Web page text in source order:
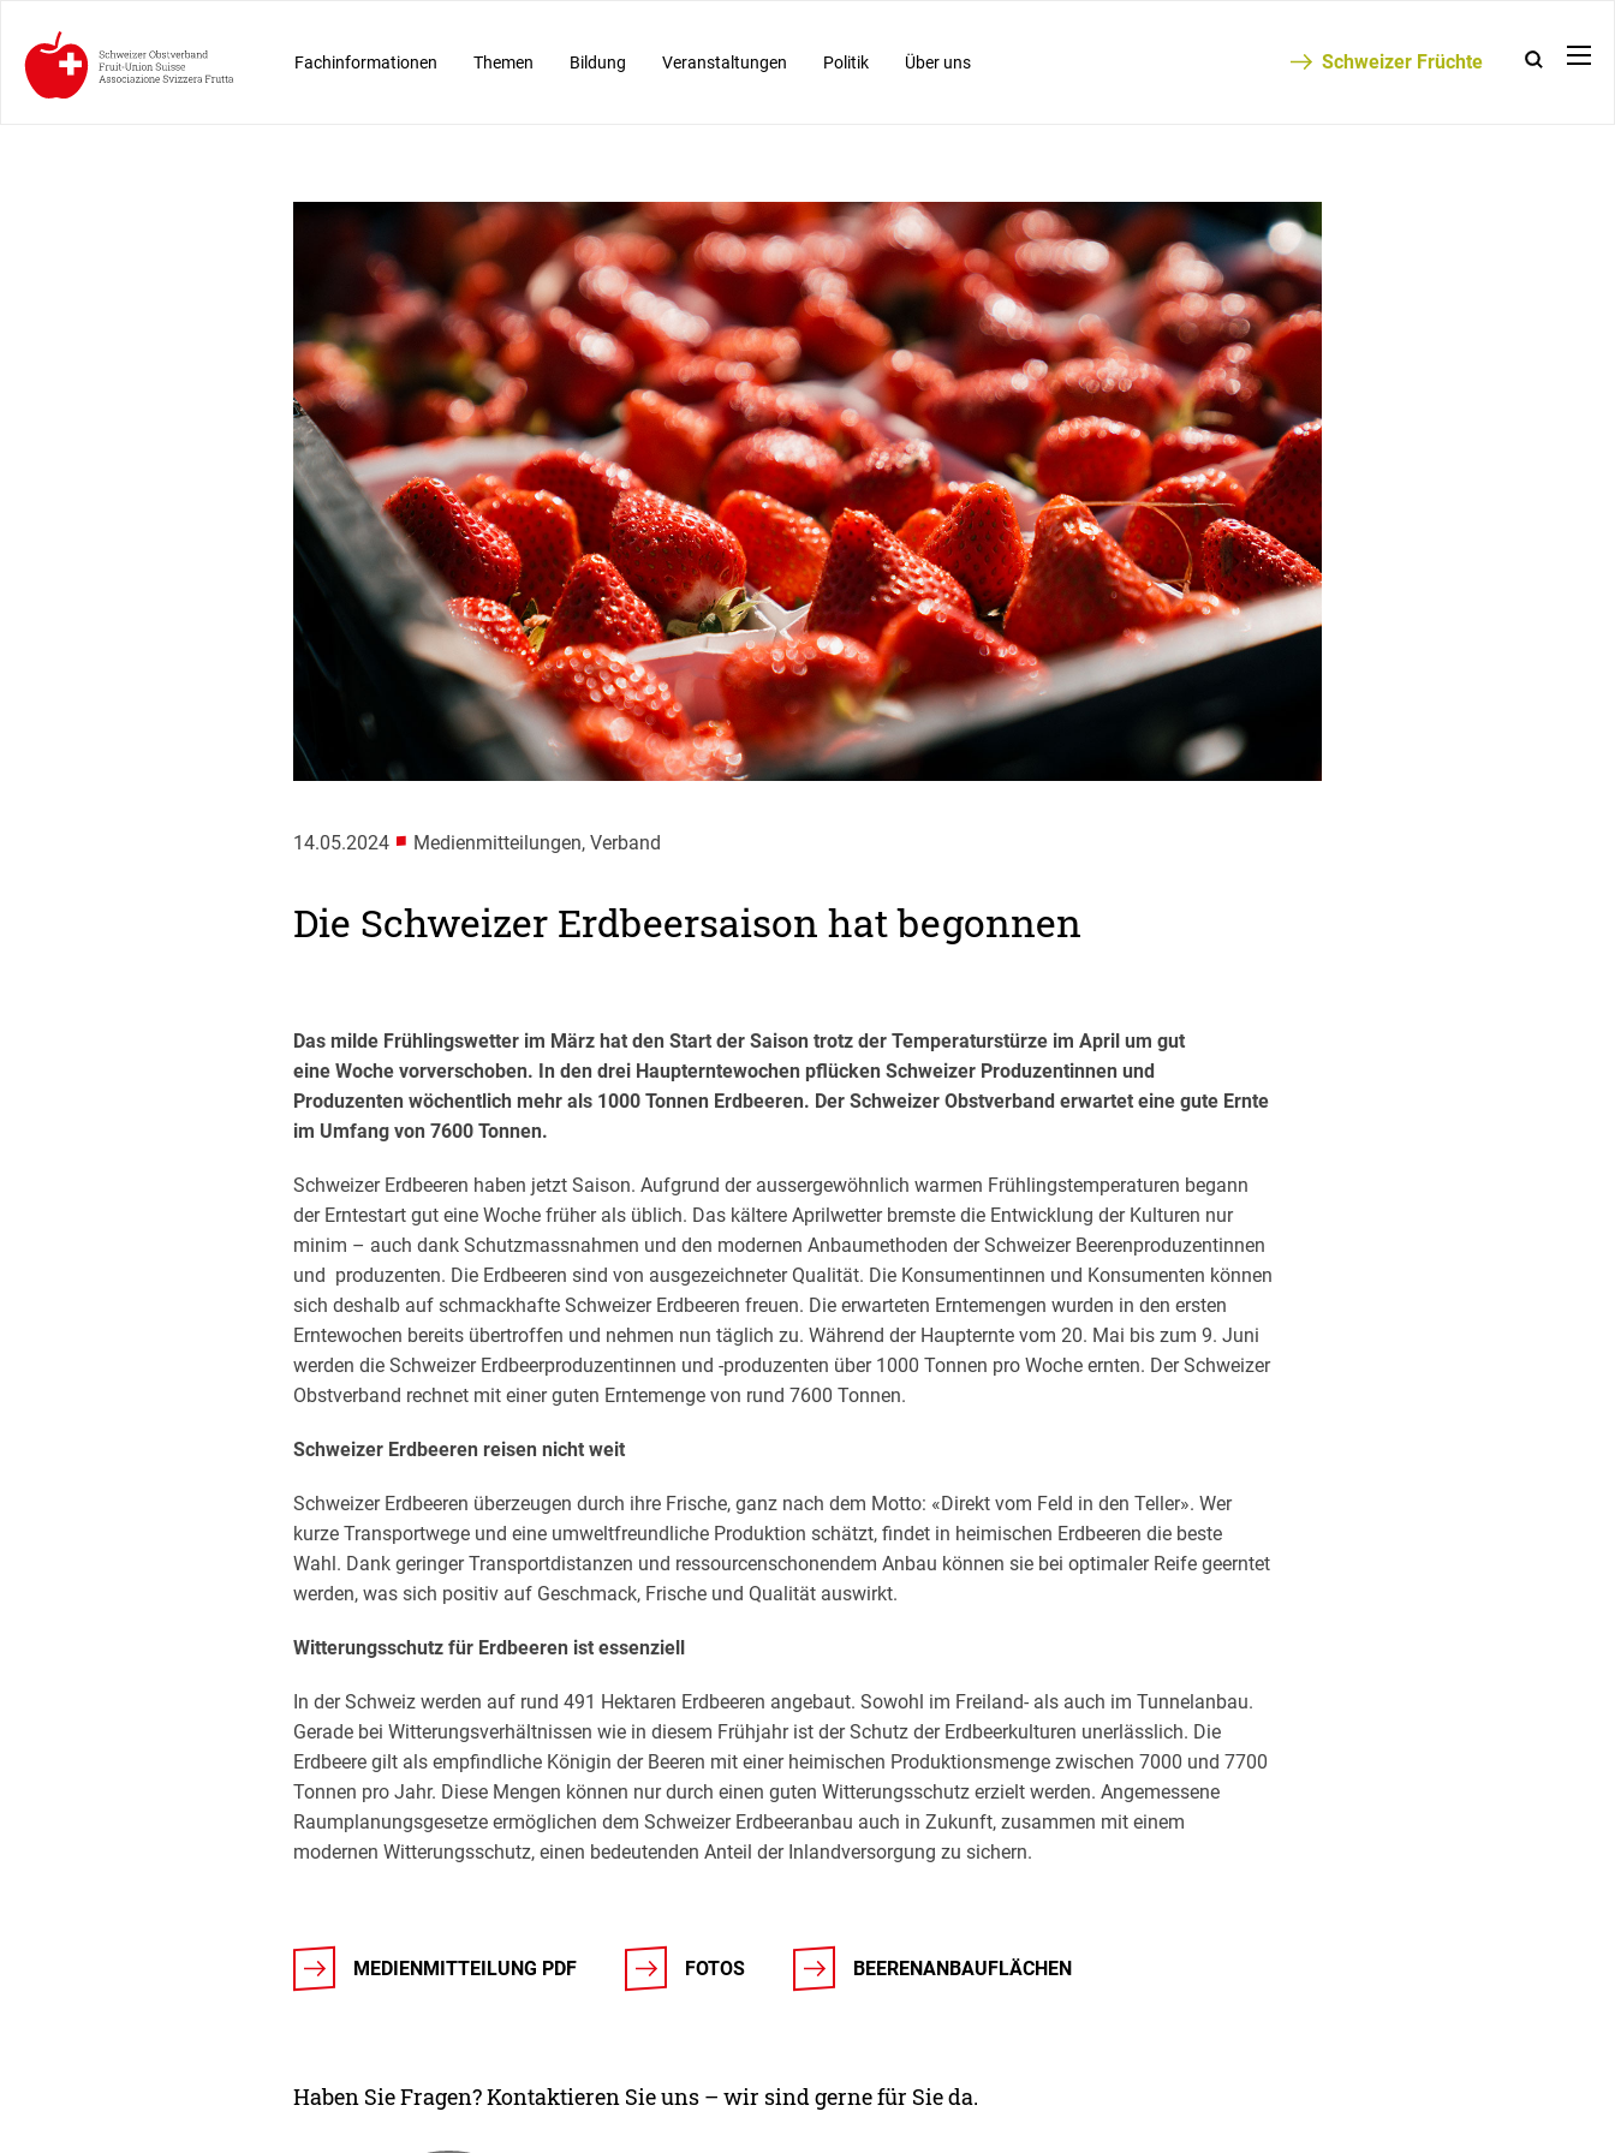
Fachinformationen Themen Bildung Veranstaltungen Politik Über uns Schweizer Früchte
14.05.2024 ■ Medienmitteilungen, Verband
Die Schweizer Erdbeersaison hat begonnen
Das milde Frühlingswetter im März hat den Start der Saison trotz der Temperaturstürze im April um gut
eine Woche vorverschoben. In den drei Haupterntewochen pflücken Schweizer Produzentinnen und
Produzenten wöchentlich mehr als 1000 Tonnen Erdbeeren. Der Schweizer Obstverband erwartet eine gute Ernte
im Umfang von 7600 Tonnen.
Schweizer Erdbeeren haben jetzt Saison. Aufgrund der aussergewöhnlich warmen Frühlingstemperaturen begann
der Erntestart gut eine Woche früher als üblich. Das kältere Aprilwetter bremste die Entwicklung der Kulturen nur
minim – auch dank Schutzmassnahmen und den modernen Anbaumethoden der Schweizer Beerenproduzentinnen
und produzenten. Die Erdbeeren sind von ausgezeichneter Qualität. Die Konsumentinnen und Konsumenten können
sich deshalb auf schmackhafte Schweizer Erdbeeren freuen. Die erwarteten Erntemengen wurden in den ersten
Erntewochen bereits übertroffen und nehmen nun täglich zu. Während der Haupternte vom 20. Mai bis zum 9. Juni
werden die Schweizer Erdbeerproduzentinnen und -produzenten über 1000 Tonnen pro Woche ernten. Der Schweizer
Obstverband rechnet mit einer guten Erntemenge von rund 7600 Tonnen.
Schweizer Erdbeeren reisen nicht weit
Schweizer Erdbeeren überzeugen durch ihre Frische, ganz nach dem Motto: «Direkt vom Feld in den Teller». Wer
kurze Transportwege und eine umweltfreundliche Produktion schätzt, findet in heimischen Erdbeeren die beste
Wahl. Dank geringer Transportdistanzen und ressourcenschonendem Anbau können sie bei optimaler Reife geerntet
werden, was sich positiv auf Geschmack, Frische und Qualität auswirkt.
Witterungsschutz für Erdbeeren ist essenziell
In der Schweiz werden auf rund 491 Hektaren Erdbeeren angebaut. Sowohl im Freiland- als auch im Tunnelanbau.
Gerade bei Witterungsverhältnissen wie in diesem Frühjahr ist der Schutz der Erdbeerkulturen unerlässlich. Die
Erdbeere gilt als empfindliche Königin der Beeren mit einer heimischen Produktionsmenge zwischen 7000 und 7700
Tonnen pro Jahr. Diese Mengen können nur durch einen guten Witterungsschutz erzielt werden. Angemessene
Raumplanungsgesetze ermöglichen dem Schweizer Erdbeeranbau auch in Zukunft, zusammen mit einem
modernen Witterungsschutz, einen bedeutenden Anteil der Inlandversorgung zu sichern.
MEDIENMITTEILUNG PDF FOTOS BEERENANBAUFLÄCHEN
Haben Sie Fragen? Kontaktieren Sie uns – wir sind gerne für Sie da.